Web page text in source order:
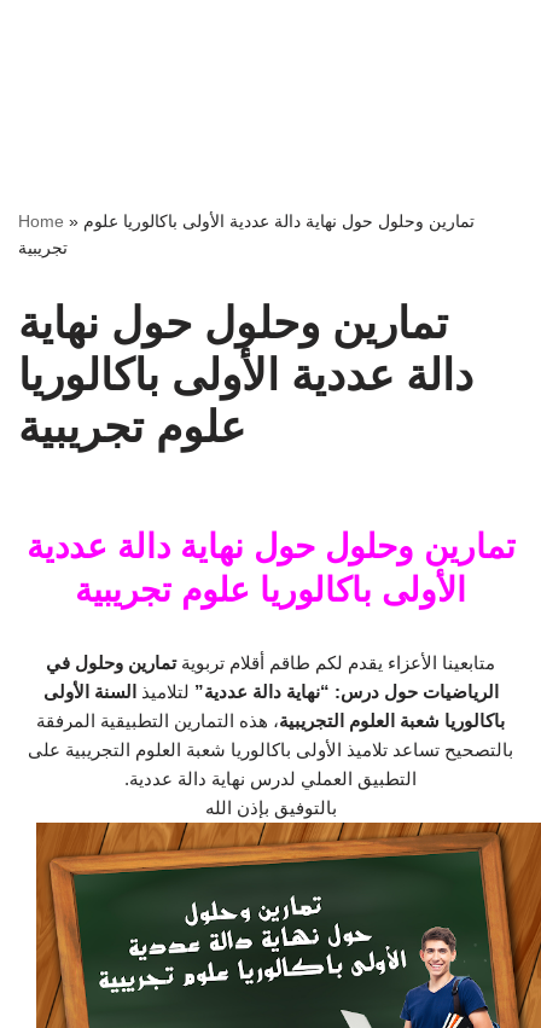
Home » تمارين وحلول حول نهاية دالة عددية الأولى باكالوريا علوم
تجريبية
تمارين وحلول حول نهاية
دالة عددية الأولى باكالوريا
علوم تجريبية
تمارين وحلول حول نهاية دالة عددية
الأولى باكالوريا علوم تجريبية
متابعينا الأعزاء يقدم لكم طاقم أقلام تربويةتمارين وحلول في
الرياضيات حول درس: “نهاية دالة عددية” لتلاميذ السنة الأولى
باكالوريا شعبة العلوم التجريبية، هذه التمارين التطبيقية المرفقة
بالتصحيح تساعد تلاميذ الأولى باكالوريا شعبة العلوم التجريبية على
التطبيق العملي لدرس نهاية دالة عددية.
بالتوفيق بإذن الله